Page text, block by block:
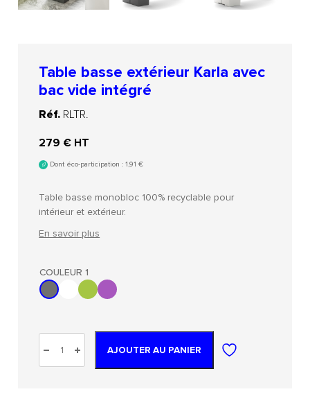
Table basse extérieur Karla avec
bac vide intégré
Réf. RLTR.
279 € HT
Dont éco-participation :1,91€
Table basse monobloc 100% recyclable pour
intérieur et extérieur.
En savoir plus
COULEUR 1
AJOUTER AU PANIER